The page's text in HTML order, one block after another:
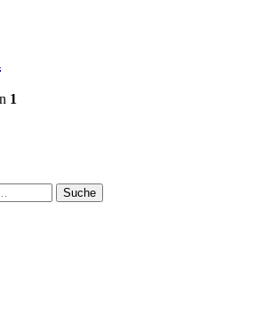
1
Suche